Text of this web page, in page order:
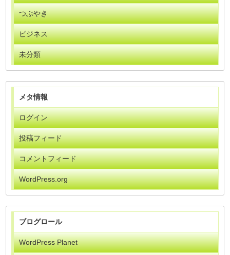
つぶやき
ビジネス
未分類
メタ情報
ログイン
投稿フィード
コメントフィード
WordPress.org
ブログロール
WordPress Planet